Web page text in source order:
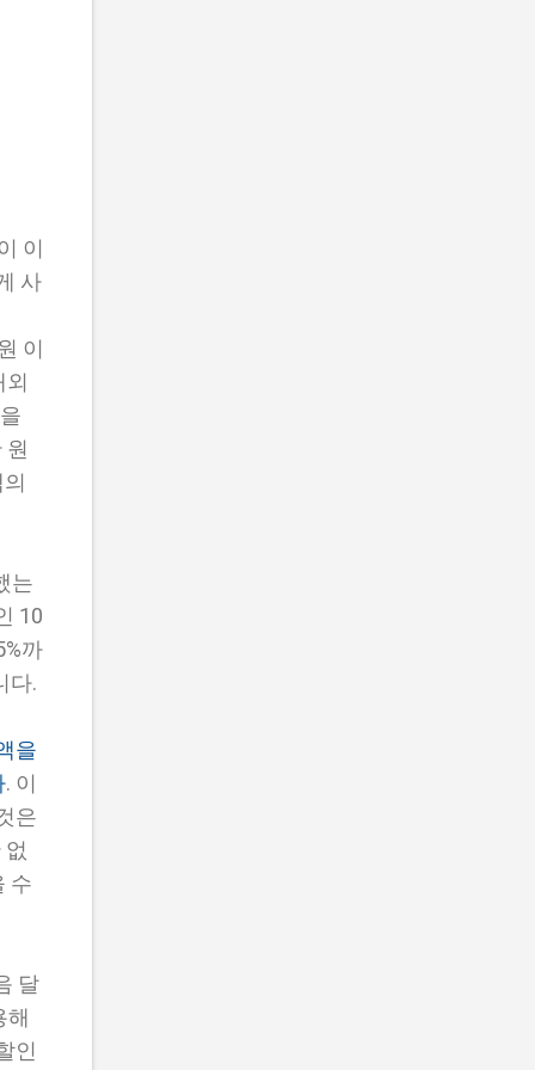
이
사
이
는
10
까
다.
을
. 이
은
수
달
해
인